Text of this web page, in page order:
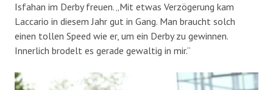
Isfahan im Derby freuen. „Mit etwas Verzögerung kam
Laccario in diesem Jahr gut in Gang. Man braucht solch
einen tollen Speed wie er, um ein Derby zu gewinnen.
Innerlich brodelt es gerade gewaltig in mir.“